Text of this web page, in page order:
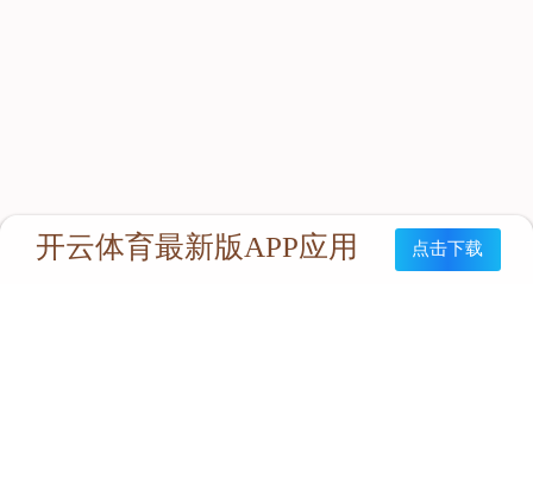
立即咨询： 联系我们